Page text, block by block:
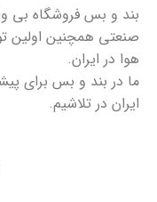
بند و بس فروشگاه بی
صنعتی همچنین اولین
هوا در ایران.
ما در بند و بس برای
ایران در تلاشیم.